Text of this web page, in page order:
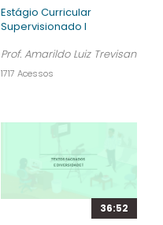
Estágio Curricular
Supervisionado I
Prof. Amarildo Luiz Trevisan
1717 Acessos
36:52